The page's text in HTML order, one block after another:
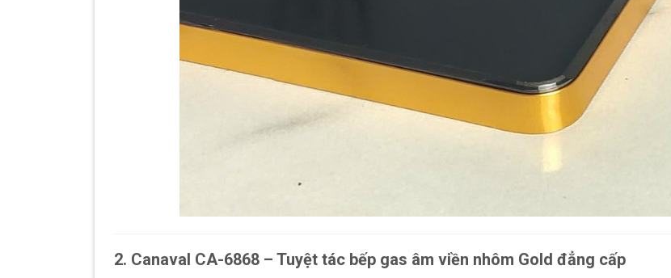
2. Canaval CA-6868 – Tuyệt tác bếp gas âm viền nhôm Gold đẳng cấp